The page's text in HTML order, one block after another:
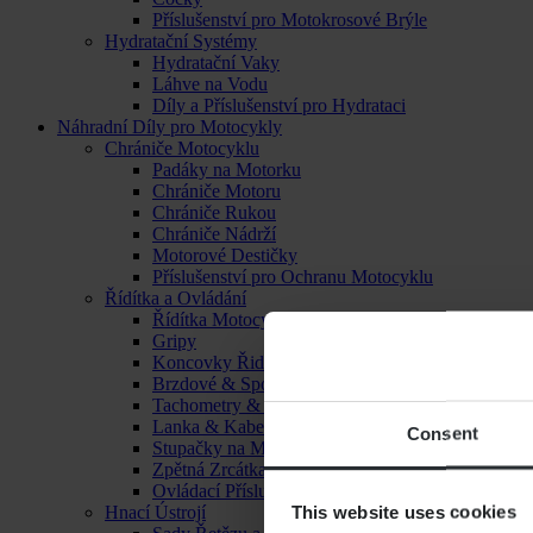
Consent
This website uses cookies
Příslušenství pro Motokrosové Brýle
Hydratační Systémy
Hydratační Vaky
Láhve na Vodu
Díly a Příslušenství pro Hydrataci
Náhradní Díly pro Motocykly
Chrániče Motocyklu
Padáky na Motorku
Chrániče Motoru
Chrániče Rukou
Chrániče Nádrží
Motorové Destičky
Příslušenství pro Ochranu Motocyklu
Řídítka a Ovládání
Řídítka Motocyklu
Gripy
Koncovky Řidítek
Brzdové & Spojkové Páčky
Tachometry & Hodiny
Lanka & Kabely
Stupačky na Motorku
Zpětná Zrcátka
Ovládací Příslušenství
Hnací Ústrojí